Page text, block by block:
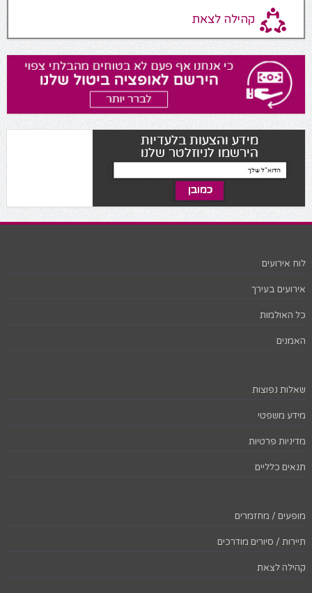
קהילה לצאת
לוח אירועים
אירועים בעירך
כל האולמות
האמנים
שאלות נפוצות
מידע משפטי
מדיניות פרטיות
תנאים כלליים
מופעים / מחזמרים
תיירות / סיורים מודרכים
קהילה לצאת